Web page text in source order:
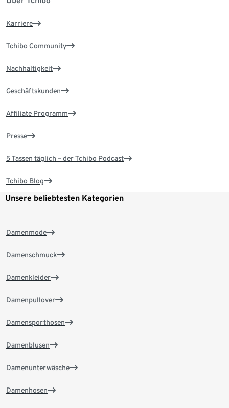
Karriere
Tchibo Community
Nachhaltigkeit
Geschäftskunden
Affiliate Programm
Presse
5 Tassen täglich – der Tchibo Podcast
Tchibo Blog
Unsere beliebtesten Kategorien
Damenmode
Damenschmuck
Damenkleider
Damenpullover
Damensporthosen
Damenblusen
Damenunterwäsche
Damenhosen